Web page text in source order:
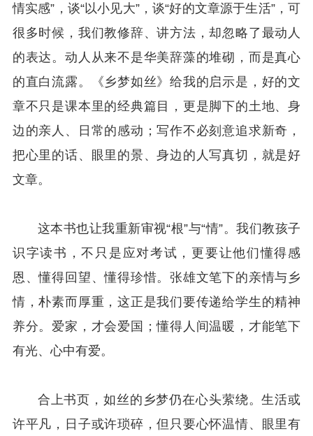
情实感”，谈“以小见大”，谈“好的文章源于生活”，可
很多时候，我们教修辞、讲方法，却忽略了最动人
的表达。动人从来不是华美辞藻的堆砌，而是真心
的直白流露。《乡梦如丝》给我的启示是，好的文
章不只是课本里的经典篇目，更是脚下的土地、身
边的亲人、日常的感动；写作不必刻意追求新奇，
把心里的话、眼里的景、身边的人写真切，就是好
文章。
这本书也让我重新审视“根”与“情”。我们教孩子
识字读书，不只是应对考试，更要让他们懂得感
恩、懂得回望、懂得珍惜。张雄文笔下的亲情与乡
情，朴素而厚重，这正是我们要传递给学生的精神
养分。爱家，才会爱国；懂得人间温暖，才能笔下
有光、心中有爱。
合上书页，如丝的乡梦仍在心头萦绕。生活或
许平凡，日子或许琐碎，但只要心怀温情、眼里有